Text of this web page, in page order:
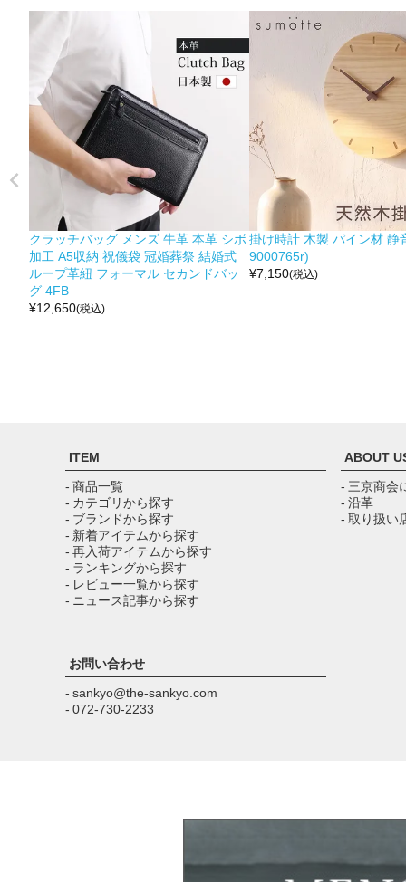
クラッチバッグ メンズ 牛革 本革 シボ
加工 A5収納 祝儀袋 冠婚葬祭 結婚式
ループ革紐 フォーマル セカンドバッ
グ 4FB
¥12,650(税込)
掛け時計 木製 パイン材 静
9000765r)
¥7,150(税込)
ITEM
- 商品一覧
- カテゴリから探す
- ブランドから探す
- 新着アイテムから探す
- 再入荷アイテムから探す
- ランキングから探す
- レビュー一覧から探す
- ニュース記事から探す
ABOUT
- 三京商会
- 沿革
- 取り扱い
お問い合わせ
- sankyo@the-sankyo.com
- 072-730-2233